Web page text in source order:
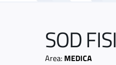
SOD
Area: MEDICA